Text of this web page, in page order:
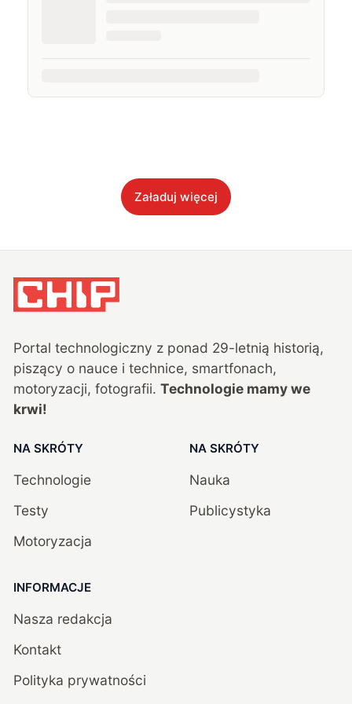
Załaduj więcej
Portal technologiczny z ponad 29-letnią historią,
piszący o nauce i technice, smartfonach,
motoryzacji, fotografii. Technologie mamy we
krwi!
NA SKRÓTY
Technologie
Testy
Motoryzacja
NA SKRÓTY
Nauka
Publicystyka
INFORMACJE
Nasza redakcja
Kontakt
Polityka prywatności